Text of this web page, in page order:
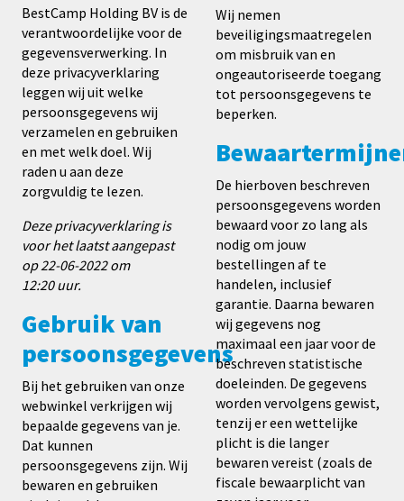
BestCamp Holding BV is de
verantwoordelijke voor de
gegevensverwerking. In
deze privacyverklaring
leggen wij uit welke
persoonsgegevens wij
verzamelen en gebruiken
en met welk doel. Wij
raden u aan deze
zorgvuldig te lezen.
Deze privacyverklaring is
voor het laatst aangepast
op 22-06-2022om
12:20uur.
Gebruik van
persoonsgegevens
Bij het gebruiken van onze
webwinkel verkrijgen wij
bepaalde gegevens van je.
Dat kunnen
persoonsgegevens zijn. Wij
bewaren en gebruiken
Wij nemen
beveiligingsmaatregelen
om misbruik van en
ongeautoriseerde toegang
tot persoonsgegevens te
beperken.
De hierboven beschreven
persoonsgegevens worden
bewaard voor zo lang als
nodig om jouw
bestellingen af te
handelen, inclusief
garantie. Daarna bewaren
wij gegevens nog
maximaal een jaar voor de
beschreven statistische
doeleinden. De gegevens
worden vervolgens gewist,
tenzij er een wettelijke
plicht is die langer
bewaren vereist (zoals de
fiscale bewaarplicht van